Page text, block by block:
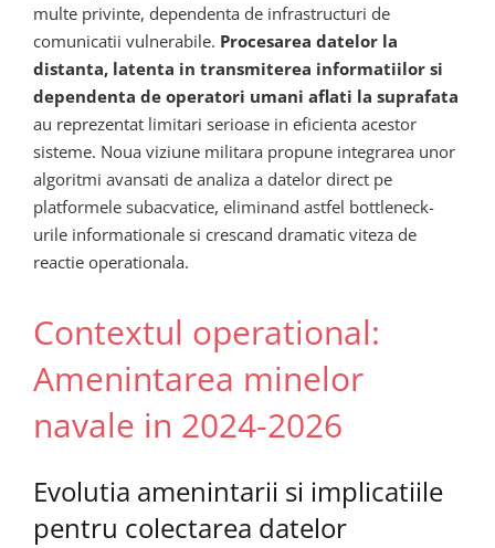
multe privinte, dependenta de infrastructuri de
comunicatii vulnerabile. Procesarea datelor la
distanta, latenta in transmiterea informatiilor si
dependenta de operatori umani aflati la suprafata
au reprezentat limitari serioase in eficienta acestor
sisteme. Noua viziune militara propune integrarea unor
algoritmi avansati de analiza a datelor direct pe
platformele subacvatice, eliminand astfel bottleneck-
urile informationale si crescand dramatic viteza de
reactie operationala.
Contextul operational:
Amenintarea minelor
navale in 2024-2026
Evolutia amenintarii si implicatiile
pentru colectarea datelor